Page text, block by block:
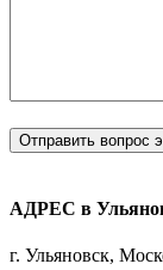
АДРЕС в
г. Ульяновск,